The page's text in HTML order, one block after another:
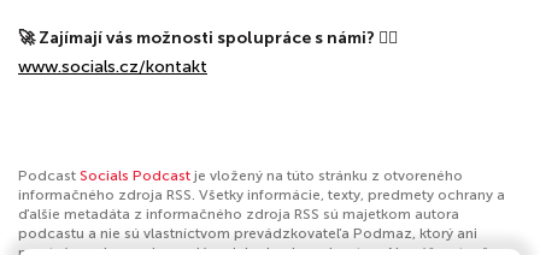
🚀 Zajímají vás možnosti spolupráce s námi? 👉🏼
⁠⁠⁠⁠⁠⁠⁠⁠⁠⁠www.socials.cz/kontakt⁠⁠⁠⁠⁠⁠⁠⁠⁠
Podcast Socials Podcast je vložený na túto stránku z otvoreného
informačného zdroja RSS. Všetky informácie, texty, predmety ochrany a
ďalšie metadáta z informačného zdroja RSS sú majetkom autora
podcastu a nie sú vlastníctvom prevádzkovateľa Podmaz, ktorý ani